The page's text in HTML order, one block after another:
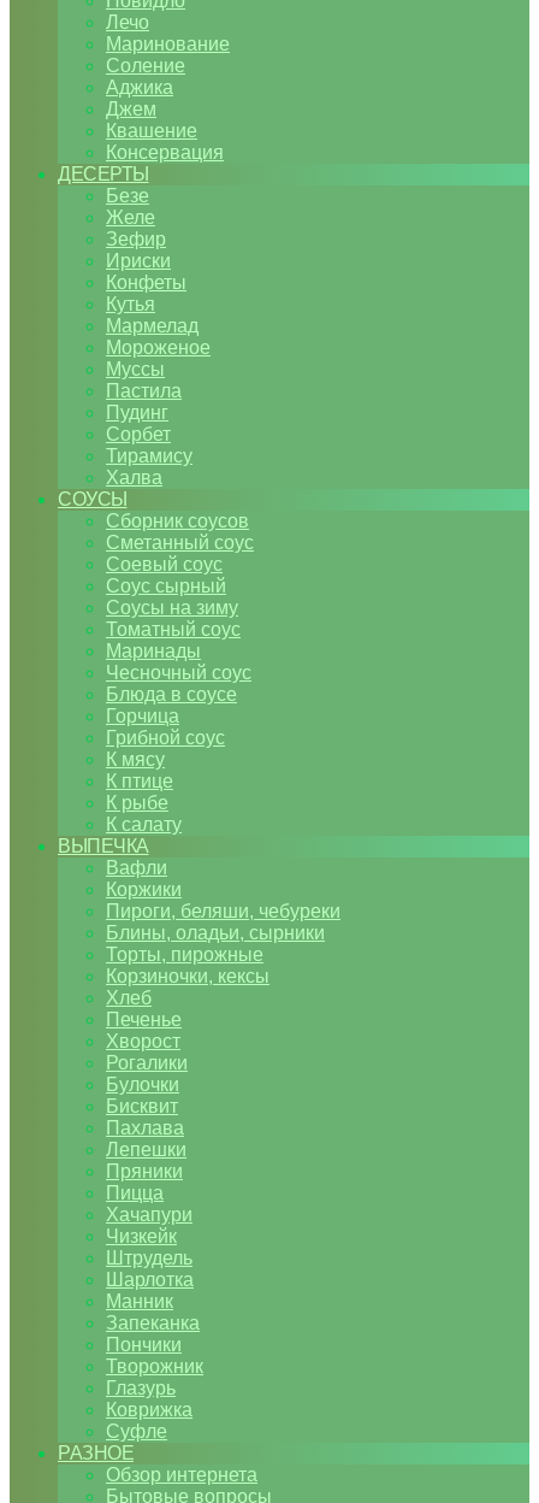
Лечо
Маринование
Соление
Аджика
Джем
Квашение
Консервация
ДЕСЕРТЫ
Безе
Желе
Зефир
Ириски
Конфеты
Кутья
Мармелад
Мороженое
Муссы
Пастила
Пудинг
Сорбет
Тирамису
Халва
СОУСЫ
Сборник соусов
Сметанный соус
Соевый соус
Соус сырный
Соусы на зиму
Томатный соус
Маринады
Чесночный соус
Блюда в соусе
Горчица
Грибной соус
К мясу
К птице
К рыбе
К салату
ВЫПЕЧКА
Вафли
Коржики
Пироги, беляши, чебуреки
Блины, оладьи, сырники
Торты, пирожные
Корзиночки, кексы
Хлеб
Печенье
Хворост
Рогалики
Булочки
Бисквит
Пахлава
Лепешки
Пряники
Пицца
Хачапури
Чизкейк
Штрудель
Шарлотка
Манник
Запеканка
Пончики
Творожник
Глазурь
Коврижка
Суфле
РАЗНОЕ
Обзор интернета
Бытовые вопросы